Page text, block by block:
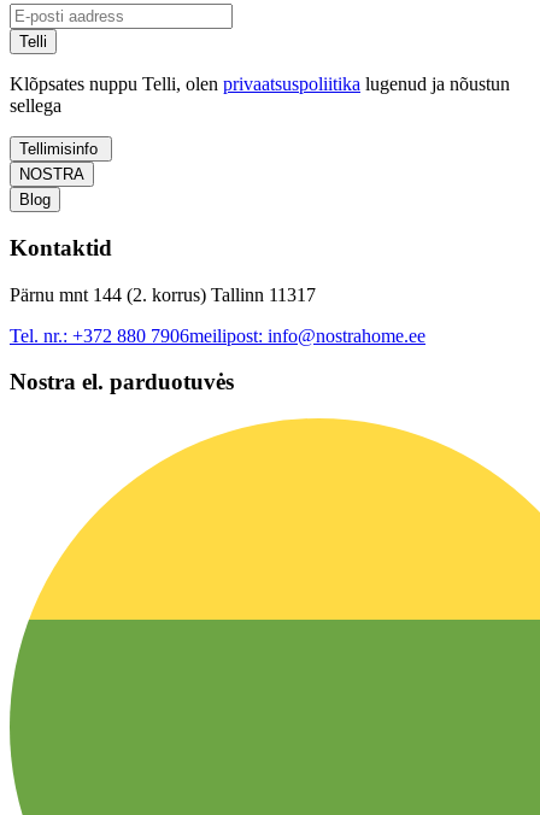
Telli
Klõpsates nuppu Telli, olen privaatsuspoliitika lugenud ja nõustun
sellega
Tellimisinfo
NOSTRA
Blog
Kontaktid
Pärnu mnt 144 (2. korrus) Tallinn 11317
Tel. nr.: +372 880 7906meilipost: info@nostrahome.ee
Nostra el. parduotuvės